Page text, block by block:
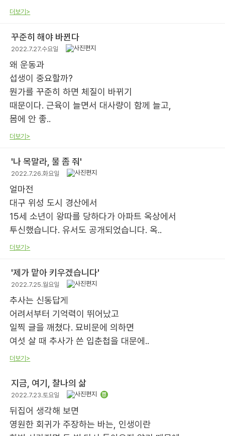
더보기>
꾸준히 해야 바뀐다
2022.7.27.수요일
왜 운동과
섭생이 중요할까?
뭔가를 꾸준히 하면 체질이 바뀌기
때문이다. 근육이 늘면서 대사량이 함께 늘고,
몸에 안 좋..
더보기>
'나 목말라, 물 좀 줘'
2022.7.26.화요일
얼마전
대구 위성 도시 경산에서
15세 소년이 왕따를 당하다가 아파트 옥상에서
투신했습니다. 유서도 공개되었습니다. 옥..
더보기>
'제가 맡아 키우겠습니다'
2022.7.25.월요일
추사는 신동답게
어려서부터 기억력이 뛰어났고
일찍 글을 깨쳤다. 묘비문에 의하면
여섯 살 때 추사가 쓴 입춘첩을 대문에..
더보기>
지금, 여기, 찰나의 삶
2022.7.23.토요일
뒤집어 생각해 보면
영원한 회귀가 주장하는 바는, 인생이란